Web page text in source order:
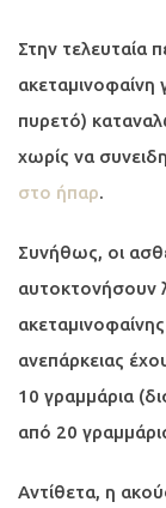
Στην τελευταία
ακεταμινοφαίνη
πυρετό)
χωρίς να
στο ήπαρ.
Συνήθως, οι
αυτοκτονήσουν
ανεπάρκειας
10 γραμμάρια
από 20
Αντίθετα, η